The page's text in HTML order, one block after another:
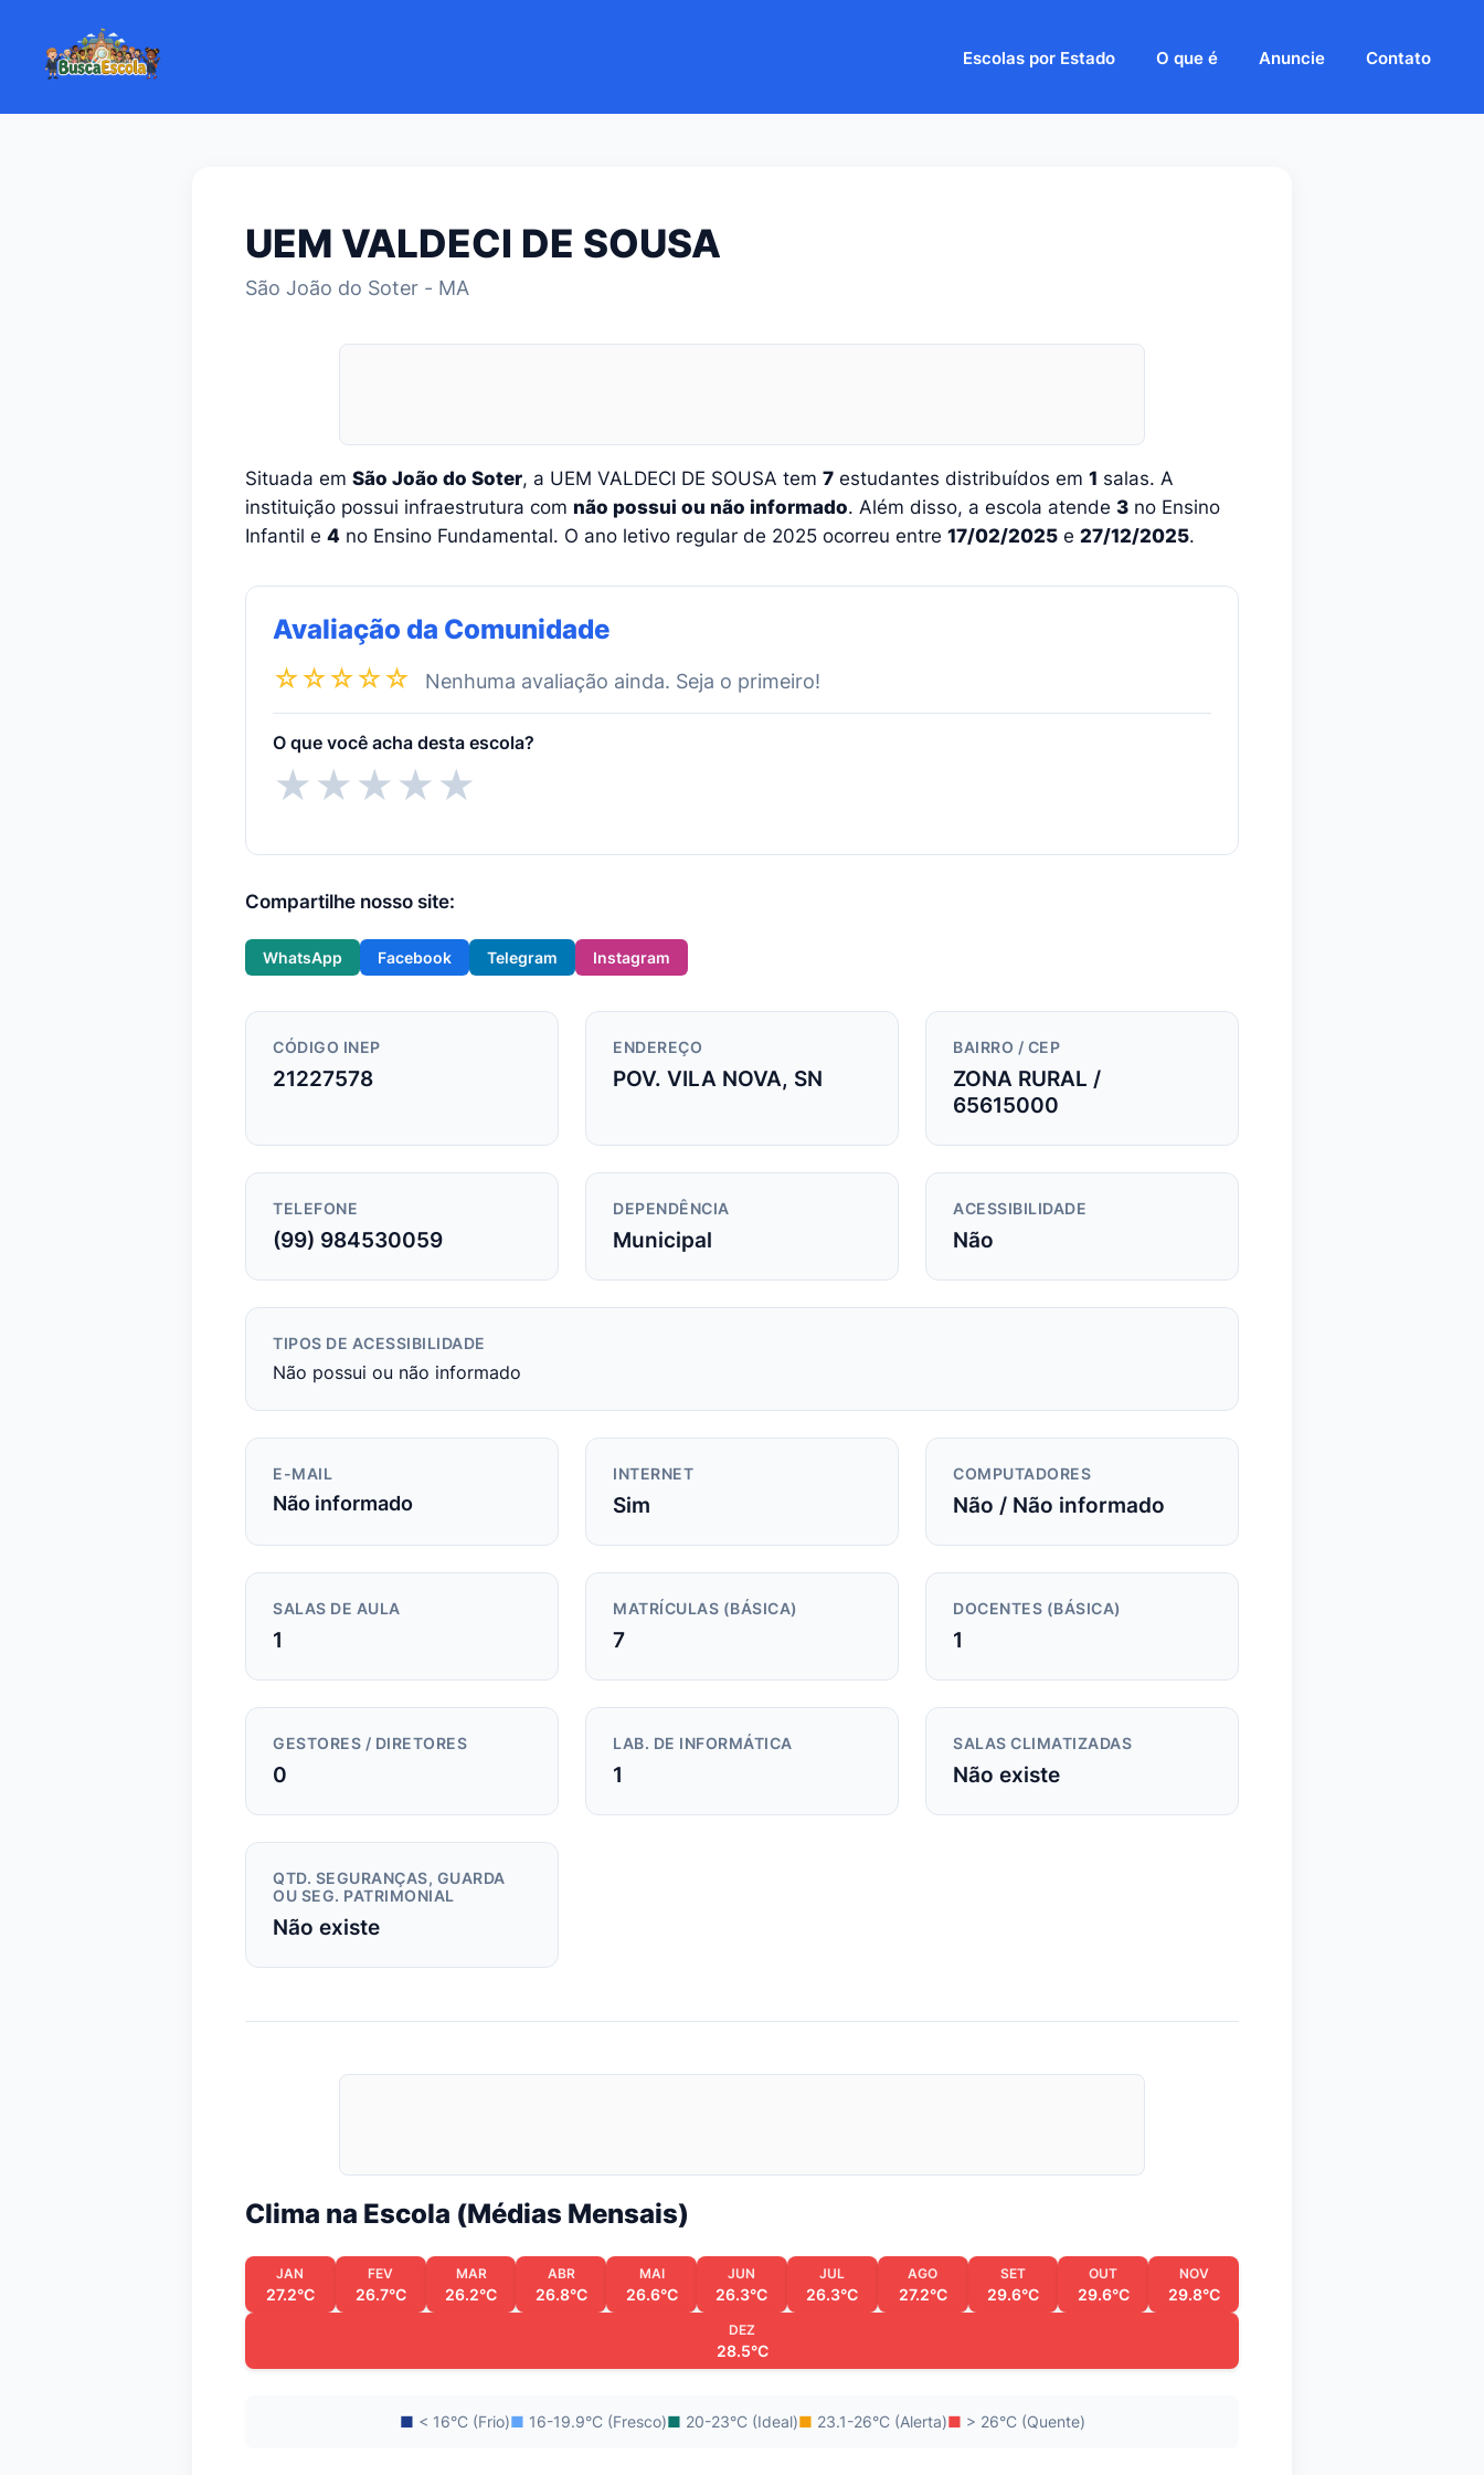
Escolas por Estado O que é Anuncie Contato
UEM VALDECI DE SOUSA
São João do Soter - MA
Situada em São João do Soter, a UEM VALDECI DE SOUSA tem 7 estudantes distribuídos em 1 salas. A
instituição possui infraestrutura com não possui ou não informado. Além disso, a escola atende 3 no Ensino
Infantil e 4 no Ensino Fundamental. O ano letivo regular de 2025 ocorreu entre 17/02/2025 e 27/12/2025.
Avaliação da Comunidade
☆☆☆☆☆
Nenhuma avaliação ainda. Seja o primeiro!
O que você acha desta escola?
★★★★★
Compartilhe nosso site:
WhatsApp Facebook Telegram Instagram
CÓDIGO INEP
21227578
ENDEREÇO
POV. VILA NOVA, SN
BAIRRO / CEP
ZONA RURAL /
65615000
TELEFONE
(99) 984530059
DEPENDÊNCIA
Municipal
ACESSIBILIDADE
Não
TIPOS DE ACESSIBILIDADE
Não possui ou não informado
E-MAIL
Não informado
INTERNET
Sim
COMPUTADORES
Não / Não informado
SALAS DE AULA
1
MATRÍCULAS (BÁSICA)
7
DOCENTES (BÁSICA)
1
GESTORES / DIRETORES
0
LAB. DE INFORMÁTICA
1
SALAS CLIMATIZADAS
Não existe
QTD. SEGURANÇAS, GUARDA
OU SEG. PATRIMONIAL
Não existe
Clima na Escola (Médias Mensais)
JAN
27.2°C
FEV
26.7°C
MAR
26.2°C
ABR
26.8°C
MAI
26.6°C
JUN
26.3°C
JUL
26.3°C
AGO
27.2°C
SET
29.6°C
OUT
29.6°C
NOV
29.8°C
DEZ
28.5°C
■ < 16°C (Frio)■ 16-19.9°C (Fresco)■ 20-23°C (Ideal)■ 23.1-26°C (Alerta)■ > 26°C (Quente)